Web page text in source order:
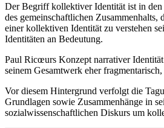
Der Begriff kollektiver Identität ist in den
des gemeinschaftlichen
einer kollektiven Identität zu verstehen
Identitäten an Bedeutung.
Paul Ricœurs Konzept narrativer
seinem Gesamtwerk eher
Vor diesem Hintergrund verfolgt die
Grundlagen sowie Zusammenhänge in
sozialwissenschaftlichen Diskurs um